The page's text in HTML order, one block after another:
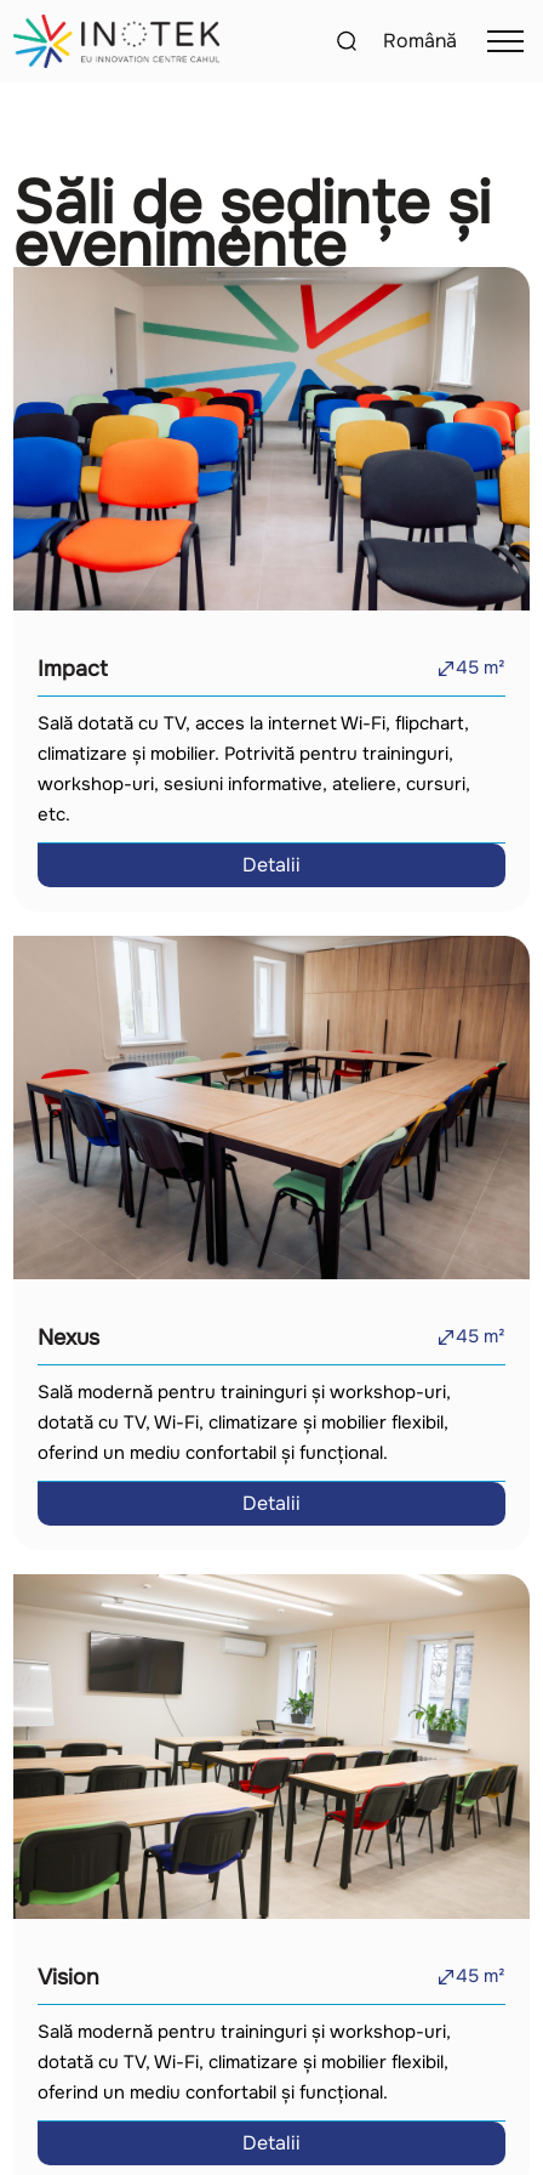
Română
Săli de ședințe și
evenimente
Impact 45m²
Sală dotată cu TV, acces la internet Wi-Fi, flipchart,
climatizare și mobilier. Potrivită pentru traininguri,
workshop-uri, sesiuni informative, ateliere, cursuri,
etc.
Detalii
Nexus 45m²
Sală modernă pentru traininguri și workshop-uri,
dotată cu TV, Wi-Fi, climatizare și mobilier flexibil,
oferind un mediu confortabil și funcțional.
Detalii
Vision 45m²
Sală modernă pentru traininguri și workshop-uri,
dotată cu TV, Wi-Fi, climatizare și mobilier flexibil,
oferind un mediu confortabil și funcțional.
Detalii